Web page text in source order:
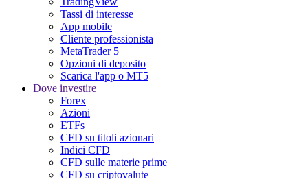
Tassi di interesse
App mobile
Cliente professionista
MetaTrader 5
Opzioni di deposito
Scarica l'app o MT5
Dove investire
Forex
Azioni
ETFs
CFD su titoli azionari
Indici CFD
CFD sulle materie prime
CFD su criptovalute